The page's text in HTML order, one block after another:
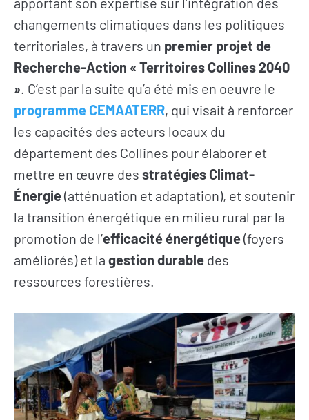
changements climatiques dans les politiques
territoriales, à travers un premier projet de
Recherche-Action « Territoires Collines 2040
». C’est par la suite qu’a été mis en oeuvre le
programme CEMAATERR, qui visait à renforcer
les capacités des acteurs locaux du
département des Collines pour élaborer et
mettre en œuvre des stratégies Climat-
Énergie(atténuation et adaptation), et soutenir
la transition énergétique en milieu rural par la
promotion de l’efficacité énergétique(foyers
améliorés) et la gestion durable des
ressources forestières.